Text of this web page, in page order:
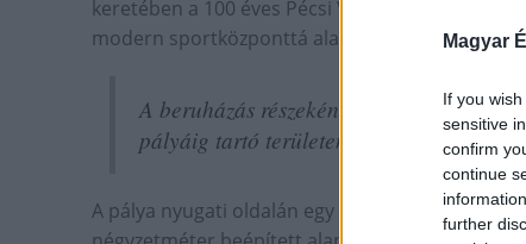
Magyar
If you
sensitive
confirm
continue
further
keretében a 100 éves Pécsi Vasutas Sportkör
modern sportközponttá alakul - derült ki a
A beruházás részeként új füves pálya
pályáig tartó területen két műfüves
A pálya nyugati oldalán egy 800 fős, fedett